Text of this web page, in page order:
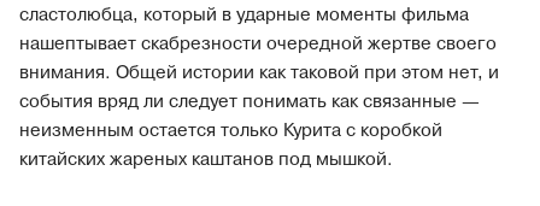
сластолюбца, который в ударные моменты фильма
нашептывает скабрезности очередной жертве своего
внимания. Общей истории как таковой при этом нет, и
события вряд ли следует понимать как связанные —
неизменным остается только Курита с коробкой
китайских жареных каштанов под мышкой.